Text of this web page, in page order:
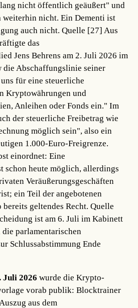
nicht öffentlich geäußert" und
weiterhin nicht. Ein Dementi ist
auch nicht.Quelle [27] Aus
das
Jens Behrens am 2. Juli 2026 im
Abschaffungslinie seiner
für eine steuerliche
Kryptowährungen und
Anleihen oder Fonds ein." Im
der steuerliche Freibetrag wie
möglich sein", also ein
1.000-Euro-Freigrenze.
einordnet: Eine
schon heute möglich, allerdings
Veräußerungsgeschäften
ein Teil der angebotenen
bereits geltendes Recht.Quelle
ist am 6. Juli im Kabinett
parlamentarischen
Schlussabstimmung Ende
Juli 2026 wurde die Krypto-
vorab publik: Blocktrainer
aus dem